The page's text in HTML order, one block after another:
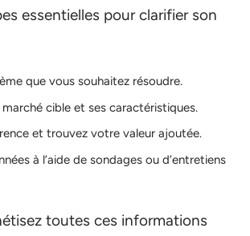
essentielles pour clarifier son
que vous souhaitez résoudre.
cible et ses caractéristiques.
et trouvez votre valeur ajoutée.
à l’aide de sondages ou d’entretiens
toutes ces informations